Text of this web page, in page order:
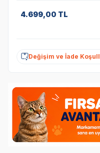
4.699,00 TL
Değişim ve İade